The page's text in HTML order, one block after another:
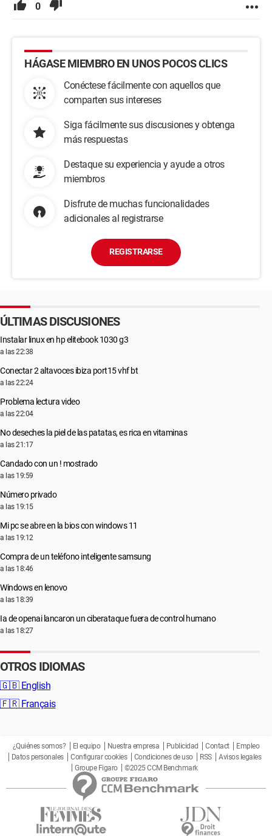
0
HÁGASE MIEMBRO EN UNOS POCOS CLICS
Conéctese fácilmente con aquellos que
comparten sus intereses
Siga fácilmente sus discusiones y obtenga
más respuestas
Destaque su experiencia y ayude a otros
miembros
Disfrute de muchas funcionalidades
adicionales al registrarse
REGISTRARSE
ÚLTIMAS DISCUSIONES
Instalar linux en hp elitebook 1030 g3
a las 22:38
Conectar 2 altavoces ibiza port15 vhf bt
a las 22:24
Problema lectura video
a las 22:04
No deseches la piel de las patatas, es rica en vitaminas
a las 21:17
Candado con un ! mostrado
a las 19:59
Número privado
a las 19:15
Mi pc se abre en la bios con windows 11
a las 19:12
Compra de un teléfono inteligente samsung
a las 18:46
Windows en lenovo
a las 18:39
Ia de openai lancaron un ciberataque fuera de control humano
a las 18:27
OTROS IDIOMAS
🇬🇧 English
🇫🇷 Français
¿Quiénes somos? El equipo Nuestra empresa Publicidad Contact
Empleo
Datos personales
Configurar cookies Condiciones de uso RSS
Avisos legales
Groupe Figaro
©2025 CCM Benchmark